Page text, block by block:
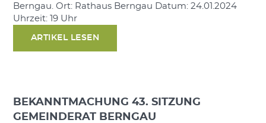
Berngau. Ort: Rathaus Berngau Datum: 24.01.2024
Uhrzeit: 19 Uhr
ARTIKEL LESEN
BEKANNTMACHUNG 43. SITZUNG
GEMEINDERAT BERNGAU